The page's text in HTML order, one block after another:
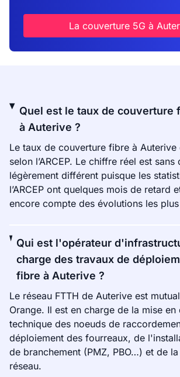
La couverture 5G à
Quel est le taux de couverture
à Auterive ?
Le taux de couverture fibre à Auterive
selon l’ARCEP. Le chiffre réel est sans
légèrement différent puisque les
l’ARCEP ont quelques mois de retard
encore compte des évolutions les
Qui est l'opérateur
charge des travaux de
fibre à Auterive ?
Le réseau FTTH de Auterive est
Orange. Il est en charge de la mise en
technique des noeuds de
déploiement des fourreaux, de
de branchement (PMZ, PBO…) et de
réseau.